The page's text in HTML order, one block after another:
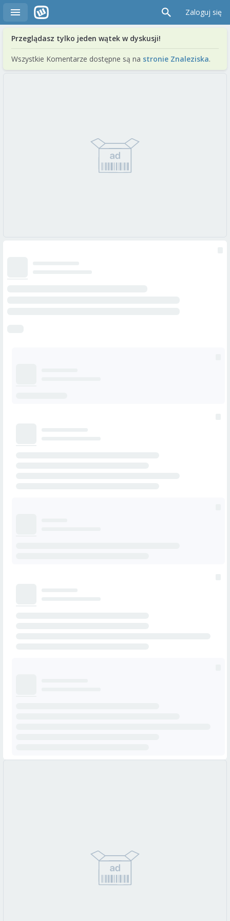
Zaloguj się
Przeglądasz tylko jeden wątek w dyskusji!
Wszystkie Komentarze dostępne są na stronie Znaleziska.